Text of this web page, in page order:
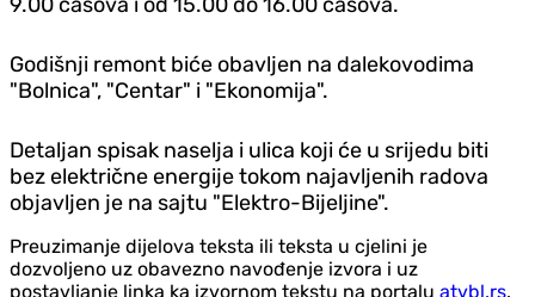
Godišnji remont biće obavljen na dalekovodima
"Bolnica", "Centar" i "Ekonomija".
Detaljan spisak naselja i ulica koji će u srijedu biti
bez električne energije tokom najavljenih radova
objavljen je na sajtu "Elektro-Bijeljine".
Preuzimanje dijelova teksta ili teksta u cjelini je
dozvoljeno uz obavezno navođenje izvora i uz
postavljanje linka ka izvornom tekstu na portalu atvbl.rs.